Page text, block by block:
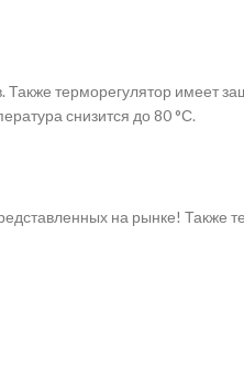
терморегулятор имеет
снизится до 80 °С.
на рынке! Также